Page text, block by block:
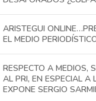
ARISTEGUI
EL MEDIO
RESPECTO A MEDIOS,
AL PRI, EN ESPECIAL A
EXPONE SERGIO